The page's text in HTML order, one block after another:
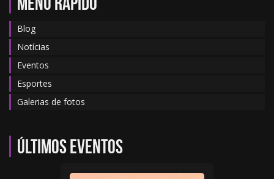
Blog
Notícias
Eventos
Esportes
Galerias de fotos
Últimos eventos